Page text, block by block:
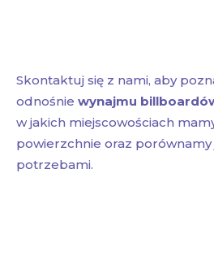
Skontaktuj się z nami, aby
odnośnie wynajmu
w jakich miejscowościach
powierzchnie oraz porównamy
potrzebami.